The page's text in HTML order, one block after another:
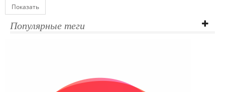
Показать
Популярные теги